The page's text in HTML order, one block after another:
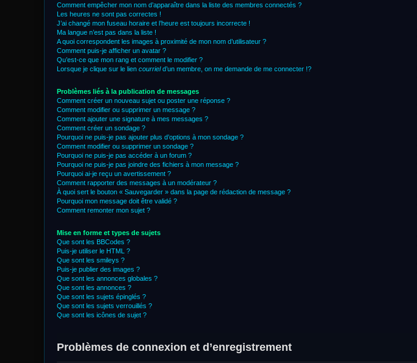
Comment empêcher mon nom d’apparaître dans la liste des membres connectés ?
Les heures ne sont pas correctes !
J’ai changé mon fuseau horaire et l’heure est toujours incorrecte !
Ma langue n’est pas dans la liste !
A quoi correspondent les images à proximité de mon nom d’utilisateur ?
Comment puis-je afficher un avatar ?
Qu’est-ce que mon rang et comment le modifier ?
Lorsque je clique sur le lien courrield’un membre, on me demande de me connecter !?
Problèmes liés à la publication de messages
Comment créer un nouveau sujet ou poster une réponse ?
Comment modifier ou supprimer un message ?
Comment ajouter une signature à mes messages ?
Comment créer un sondage ?
Pourquoi ne puis-je pas ajouter plus d’options à mon sondage ?
Comment modifier ou supprimer un sondage ?
Pourquoi ne puis-je pas accéder à un forum ?
Pourquoi ne puis-je pas joindre des fichiers à mon message ?
Pourquoi ai-je reçu un avertissement ?
Comment rapporter des messages à un modérateur ?
À quoi sert le bouton « Sauvegarder » dans la page de rédaction de message ?
Pourquoi mon message doit être validé ?
Comment remonter mon sujet ?
Mise en forme et types de sujets
Que sont les BBCodes ?
Puis-je utiliser le HTML ?
Que sont les smileys ?
Puis-je publier des images ?
Que sont les annonces globales ?
Que sont les annonces ?
Que sont les sujets épinglés ?
Que sont les sujets verrouillés ?
Que sont les icônes de sujet ?
Problèmes de connexion et d’enregistrement